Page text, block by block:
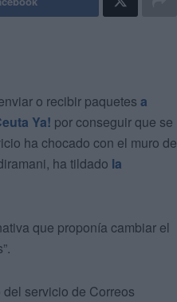
o recibir paquetes a
Ya! por conseguir que se
ha chocado con el muro de
ha tildado la
que proponía cambiar el
servicio de Correos